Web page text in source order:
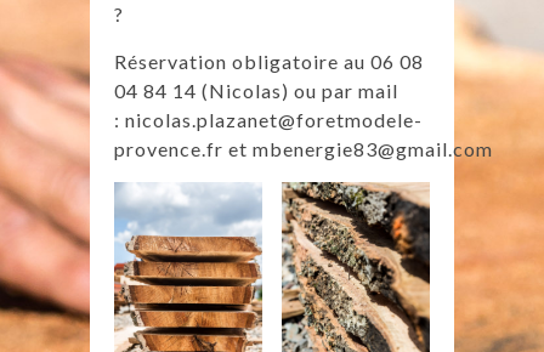
?
Réservation obligatoire au 06 08
04 84 14 (Nicolas) ou par mail
: nicolas.plazanet@foretmodele-
provence.fr et mbenergie83@gmail.com